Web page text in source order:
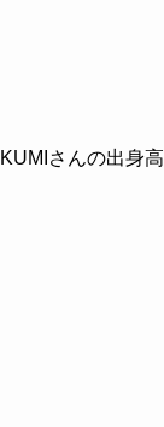
さんの出身